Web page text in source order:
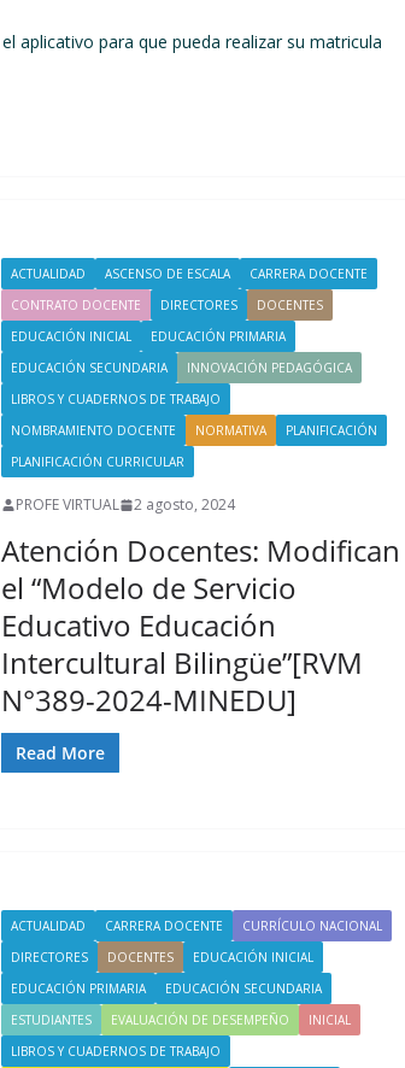
aplicativo para que pueda realizar su matricula
ACTUALIDAD ASCENSO DE ESCALA
CARRERA DOCENTE
CONTRATO DOCENTE
DIRECTORES
DOCENTES
EDUCACIÓN INICIAL
EDUCACIÓN PRIMARIA
EDUCACIÓN SECUNDARIA
INNOVACIÓN PEDAGÓGICA
LIBROS Y CUADERNOS DE TRABAJO
NOMBRAMIENTO DOCENTE
NORMATIVA
PLANIFICACIÓN
PLANIFICACIÓN CURRICULAR
PROFE VIRTUAL 2 agosto, 2024
Atención Docentes: Modifican
el “Modelo de Servicio
Educativo Educación
Intercultural Bilingüe”[RVM
N°389-2024-MINEDU]
Read More
ACTUALIDAD CARRERA DOCENTE
CURRÍCULO NACIONAL
DIRECTORES
DOCENTES
EDUCACIÓN INICIAL
EDUCACIÓN PRIMARIA
EDUCACIÓN SECUNDARIA
ESTUDIANTES
EVALUACIÓN DE DESEMPEÑO
INICIAL
LIBROS Y CUADERNOS DE TRABAJO